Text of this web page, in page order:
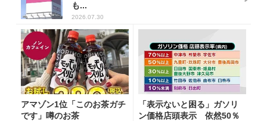
も...
2026.07.30
アマゾン1位「このお茶ガチ
です」噂のお茶
「表示ないと困る」ガソリ
ン価格店頭表示 依然50％